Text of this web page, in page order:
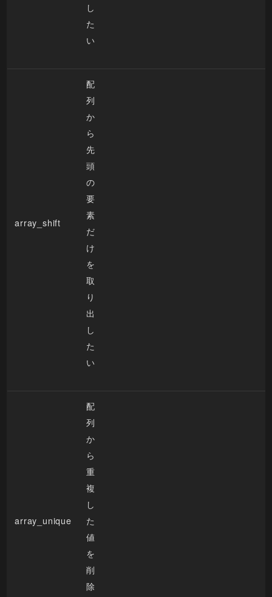
し
た
い
array_shift
配
列
か
ら
先
頭
の
要
素
だ
け
を
取
り
出
し
た
い
array_unique
配
列
か
ら
重
複
し
た
値
を
削
除